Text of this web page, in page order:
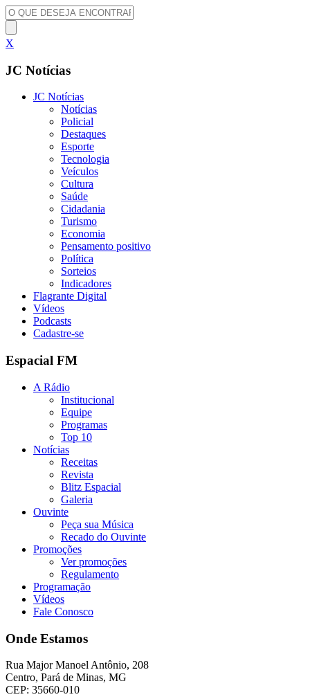
X
JC Notícias
JC Notícias
Notícias
Policial
Destaques
Esporte
Tecnologia
Veículos
Cultura
Saúde
Cidadania
Turismo
Economia
Pensamento positivo
Política
Sorteios
Indicadores
Flagrante Digital
Vídeos
Podcasts
Cadastre-se
Espacial FM
A Rádio
Institucional
Equipe
Programas
Top 10
Notícias
Receitas
Revista
Blitz Espacial
Galeria
Ouvinte
Peça sua Música
Recado do Ouvinte
Promoções
Ver promoções
Regulamento
Programação
Vídeos
Fale Conosco
Onde Estamos
Rua Major Manoel Antônio, 208
Centro, Pará de Minas, MG
CEP: 35660-010